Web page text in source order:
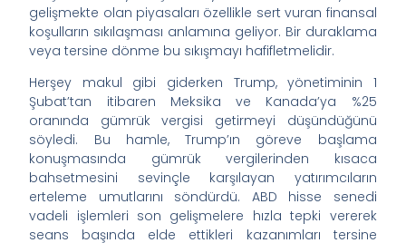
gelişmekte olan piyasaları özellikle sert vuran finansal
koşulların sıkılaşması anlamına geliyor. Bir duraklama
veya tersine dönme bu sıkışmayı hafifletmelidir.
Herşey makul gibi giderken Trump, yönetiminin 1
Şubat’tan itibaren Meksika ve Kanada’ya %25
oranında gümrük vergisi getirmeyi düşündüğünü
söyledi. Bu hamle, Trump’ın göreve başlama
konuşmasında gümrük vergilerinden kısaca
bahsetmesini sevinçle karşılayan yatırımcıların
erteleme umutlarını söndürdü. ABD hisse senedi
vadeli işlemleri son gelişmelere hızla tepki vererek
seans başında elde ettikleri kazanımları tersine